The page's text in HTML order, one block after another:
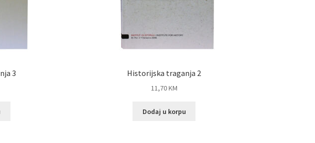
3 Historijska traganja 2
11,70KM
Dodaj u korpu